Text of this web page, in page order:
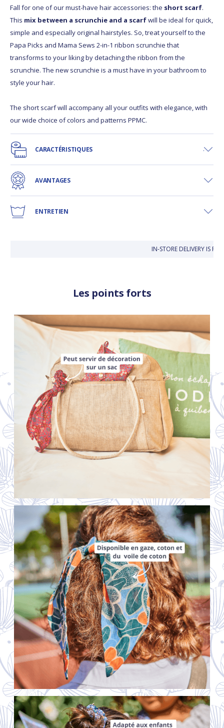
Fall for one of our must-have hair accessories: the short scarf.
This mix between a scrunchie and a scarfwill be ideal for quick,
simple and especially original hairstyles. So, treat yourself to the
Papa Picks and Mama Sews 2-in-1 ribbon scrunchie that
transforms to your liking by detaching the ribbon from the
scrunchie. The new scrunchie is a must have in your bathroom to
style your hair.
The short scarf will accompany all your outfits with elegance, with
our wide choice of colors and patterns PPMC.
CARACTÉRISTIQUES
AVANTAGES
ENTRETIEN
IN-STORE DELIVERY IS
Les points forts